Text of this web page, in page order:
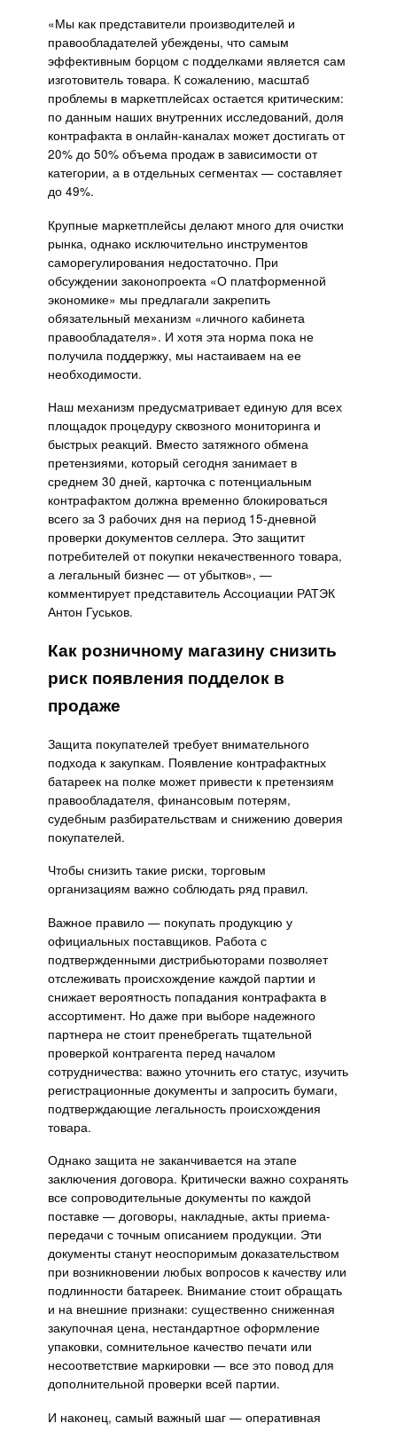
«Мы как представители производителей и
правообладателей убеждены, что самым
эффективным борцом с подделками является сам
изготовитель товара. К сожалению, масштаб
проблемы в маркетплейсах остается критическим:
по данным наших внутренних исследований, доля
контрафакта в онлайн-каналах может достигать от
20% до 50% объема продаж в зависимости от
категории, а в отдельных сегментах — составляет
до 49%.
Крупные маркетплейсы делают много для очистки
рынка, однако исключительно инструментов
саморегулирования недостаточно. При
обсуждении законопроекта «О платформенной
экономике» мы предлагали закрепить
обязательный механизм «личного кабинета
правообладателя». И хотя эта норма пока не
получила поддержку, мы настаиваем на ее
необходимости.
Наш механизм предусматривает единую для всех
площадок процедуру сквозного мониторинга и
быстрых реакций. Вместо затяжного обмена
претензиями, который сегодня занимает в
среднем 30 дней, карточка с потенциальным
контрафактом должна временно блокироваться
всего за 3 рабочих дня на период 15-дневной
проверки документов селлера. Это защитит
потребителей от покупки некачественного товара,
а легальный бизнес — от убытков», —
комментирует представитель Ассоциации РАТЭК
Антон Гуськов.
Как розничному магазину снизить
риск появления подделок в
продаже
Защита покупателей требует внимательного
подхода к закупкам. Появление контрафактных
батареек на полке может привести к претензиям
правообладателя, финансовым потерям,
судебным разбирательствам и снижению доверия
покупателей.
Чтобы снизить такие риски, торговым
организациям важно соблюдать ряд правил.
Важное правило — покупать продукцию у
официальных поставщиков. Работа с
подтвержденными дистрибьюторами позволяет
отслеживать происхождение каждой партии и
снижает вероятность попадания контрафакта в
ассортимент. Но даже при выборе надежного
партнера не стоит пренебрегать тщательной
проверкой контрагента перед началом
сотрудничества: важно уточнить его статус, изучить
регистрационные документы и запросить бумаги,
подтверждающие легальность происхождения
товара.
Однако защита не заканчивается на этапе
заключения договора. Критически важно сохранять
все сопроводительные документы по каждой
поставке — договоры, накладные, акты приема-
передачи с точным описанием продукции. Эти
документы станут неоспоримым доказательством
при возникновении любых вопросов к качеству или
подлинности батареек. Внимание стоит обращать
и на внешние признаки: существенно сниженная
закупочная цена, нестандартное оформление
упаковки, сомнительное качество печати или
несоответствие маркировки — все это повод для
дополнительной проверки всей партии.
И наконец, самый важный шаг — оперативная